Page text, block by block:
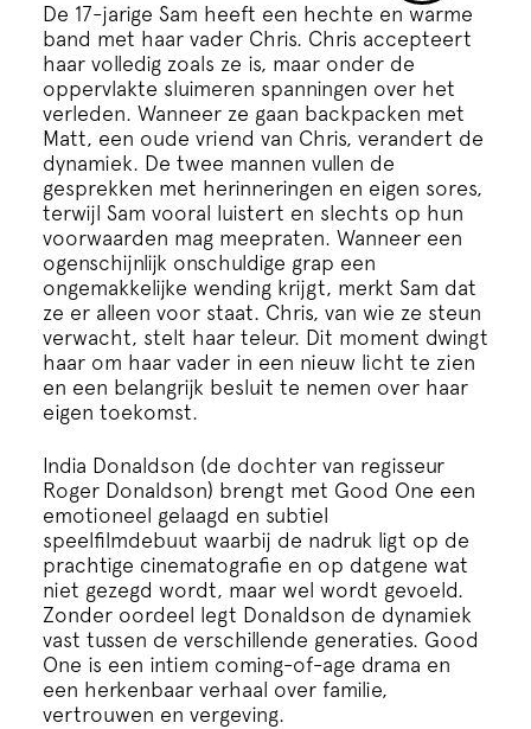
Cursus
Onderwijs
ECI Cultuurcafé
Over ons
Contact
De 17-jarige Sam heeft een hechte en warme
band met haar vader Chris. Chris accepteert
haar volledig zoals ze is, maar onder de
oppervlakte sluimeren spanningen over het
verleden. Wanneer ze gaan backpacken met
Matt, een oude vriend van Chris, verandert de
dynamiek. De twee mannen vullen de
gesprekken met herinneringen en eigen sores,
terwijl Sam vooral luistert en slechts op hun
voorwaarden mag meepraten. Wanneer een
ogenschijnlijk onschuldige grap een
ongemakkelijke wending krijgt, merkt Sam dat
ze er alleen voor staat. Chris, van wie ze steun
verwacht, stelt haar teleur. Dit moment dwingt
haar om haar vader in een nieuw licht te zien
en een belangrijk besluit te nemen over haar
eigen toekomst.
India Donaldson (de dochter van regisseur
Roger Donaldson) brengt met Good One een
emotioneel gelaagd en subtiel
speelfilmdebuut waarbij de nadruk ligt op de
prachtige cinematografie en op datgene wat
niet gezegd wordt, maar wel wordt gevoeld.
Zonder oordeel legt Donaldson de dynamiek
vast tussen de verschillende generaties. Good
One is een intiem coming-of-age drama en
een herkenbaar verhaal over familie,
vertrouwen en vergeving.